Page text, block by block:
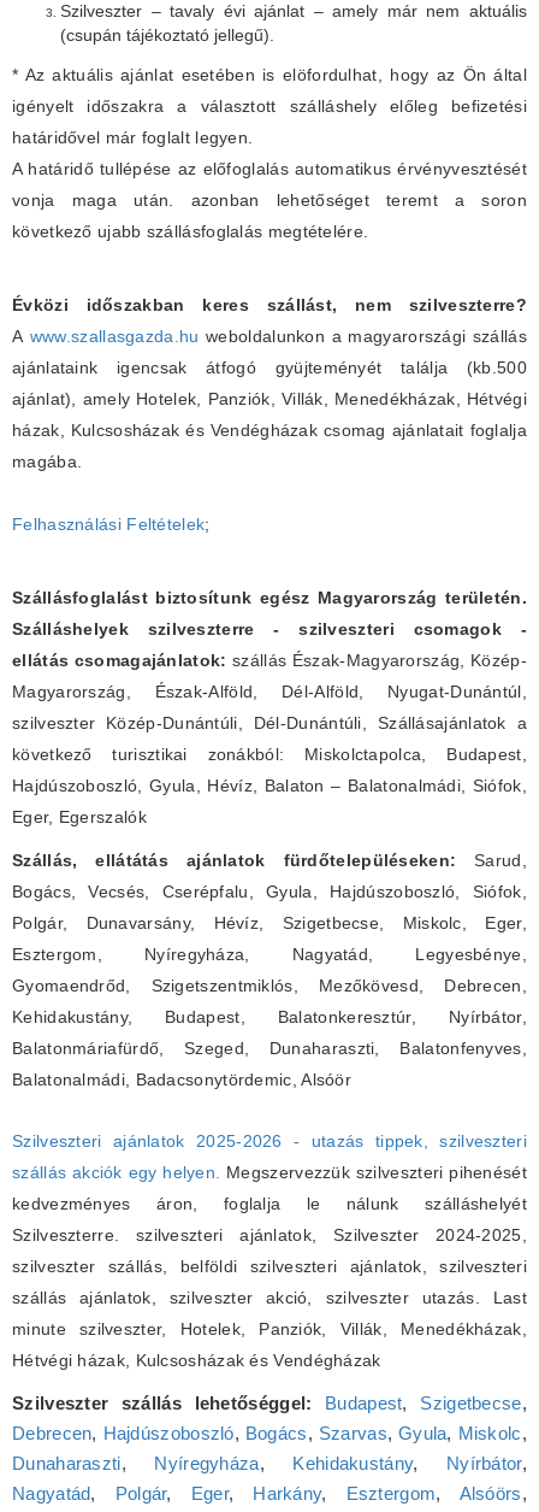
Szilveszter – tavaly évi ajánlat – amely már nem aktuális
(csupán tájékoztató jellegű).
* Az aktuális ajánlat esetében is elöfordulhat, hogy az Ön által
igényelt időszakra a választott szálláshely előleg befizetési
határidővel már foglalt legyen.
A határidő tullépése az előfoglalás automatikus érvényvesztését
vonja maga után. azonban lehetőséget teremt a soron
következő ujabb szállásfoglalás megtételére.
Évközi időszakban keres szállást, nem szilveszterre?
A www.szallasgazda.hu weboldalunkon a magyarországi szállás
ajánlataink igencsak átfogó gyüjteményét találja (kb.500
ajánlat), amely Hotelek, Panziók, Villák, Menedékházak, Hétvégi
házak, Kulcsosházak és Vendégházak csomag ajánlatait foglalja
magába.
Felhasználási Feltételek;
Szállásfoglalást biztosítunk egész Magyarország területén.
Szálláshelyek szilveszterre - szilveszteri csomagok -
ellátás csomagajánlatok: szállás Észak-Magyarország, Közép-
Magyarország, Észak-Alföld, Dél-Alföld, Nyugat-Dunántúl,
szilveszter Közép-Dunántúli, Dél-Dunántúli, Szállásajánlatok a
következő turisztikai zonákból: Miskolctapolca, Budapest,
Hajdúszoboszló, Gyula, Hévíz, Balaton – Balatonalmádi, Siófok,
Eger, Egerszalók
Szállás, ellátátás ajánlatok fürdőtelepüléseken:Sarud,
Bogács, Vecsés, Cserépfalu, Gyula, Hajdúszoboszló, Siófok,
Polgár, Dunavarsány, Hévíz, Szigetbecse, Miskolc, Eger,
Esztergom, Nyíregyháza, Nagyatád, Legyesbénye,
Gyomaendrőd, Szigetszentmiklós, Mezőkövesd, Debrecen,
Kehidakustány, Budapest, Balatonkeresztúr, Nyírbátor,
Balatonmáriafürdő, Szeged, Dunaharaszti, Balatonfenyves,
Balatonalmádi, Badacsonytördemic, Alsóör
Szilveszteri ajánlatok 2025-2026 - utazás tippek, szilveszteri
szállás akciók egy helyen.
Megszervezzük szilveszteri pihenését
kedvezményes áron, foglalja le nálunk szálláshelyét
Szilveszterre. szilveszteri ajánlatok, Szilveszter 2024-2025,
szilveszter szállás, belföldi szilveszteri ajánlatok, szilveszteri
szállás ajánlatok, szilveszter akció, szilveszter utazás. Last
minute szilveszter, Hotelek, Panziók, Villák, Menedékházak,
Hétvégi házak, Kulcsosházak és Vendégházak
Szilveszter szállás lehetőséggel: Budapest, Szigetbecse,
Debrecen, Hajdúszoboszló, Bogács, Szarvas, Gyula, Miskolc,
Dunaharaszti, Nyíregyháza, Kehidakustány, Nyírbátor,
Nagyatád, Polgár, Eger, Harkány, Esztergom, Alsóörs,